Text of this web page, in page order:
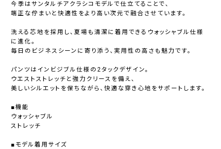
今季はサンタルチアクラシコモデルで仕立てることで、
端正な佇まいと快適性をより高い次元で融合させています。
洗える芯地を採用し、夏場も清潔に着用できるウォッシャブル仕様
に進化。
毎日のビジネスシーンに寄り添う、実用性の高さも魅力です。
パンツはインビジブル仕様の2タックデザイン。
ウエストストレッチと強力クリースを備え、
美しいシルエットを保ちながら、快適な穿き心地をサポートします。
■機能
ウォッシャブル
ストレッチ
■モデル着用サイズ